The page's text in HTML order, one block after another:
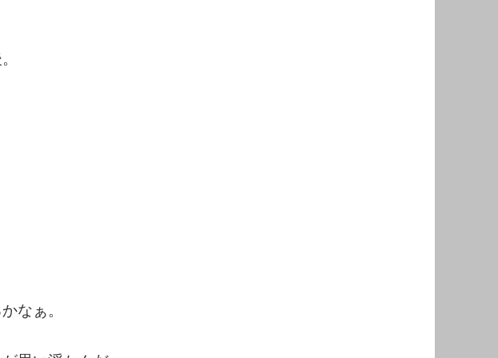
なぁ。